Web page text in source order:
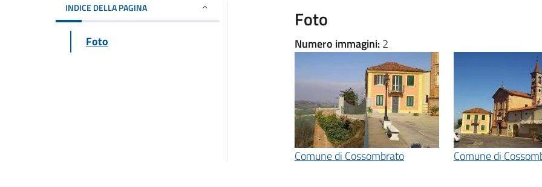
INDICE DELLA PAGINA
Foto
Foto
Numero immagini:2
Comune di Cossombrato Comune di